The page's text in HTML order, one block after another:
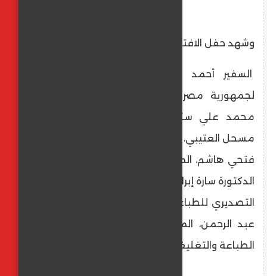
وشهد حفل الافتتاح حضور كل من
السفير أحمد عبد المجيد، القنصل العام
لجمهورية مصر العربية في جدة، المستشار
محمد علي سكرتير أول تجاري، و سعد بن
مسحل العتيبي، عضو مجلس إدارة غرفة جدة و
فتحي هاشم، المستشار التجاري بسفارة تايلاند،
الدكتورة سارة إبراهيم، المدير التنفيذي للمجلس
التصديري للطباعة والتغليف والورق، م. عاطف
عبد الرحمن، المدير التنفيذي لغرفة صناعات
الطباعة والتغليف.